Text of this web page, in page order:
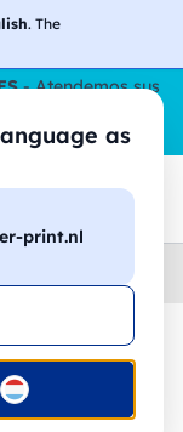
. The
as
print.nl
- Atendemos sus
agosto.
Sin parar
DTF